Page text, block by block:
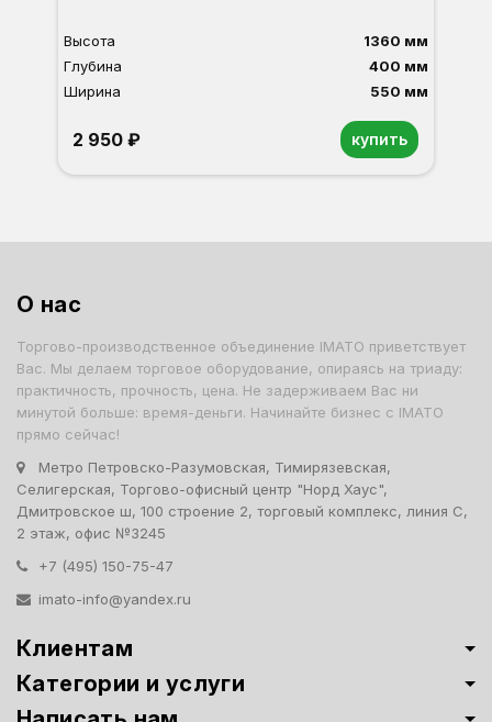
Высота
1360 мм
Глубина
400 мм
Ширина
550 мм
2 950 ₽ купить
О нас
Торгово-производственное объединение IMATO приветствует
Вас. Мы делаем торговое оборудование, опираясь на триаду:
практичность, прочность, цена. Не задерживаем Вас ни
минутой больше: время-деньги. Начинайте бизнес с IMATO
прямо сейчас!
Метро Петровско-Разумовская, Тимирязевская,
Селигерская, Торгово-офисный центр "Норд Хаус",
Дмитровское ш, 100 строение 2, торговый комплекс, линия С,
2 этаж, офис №3245
+7 (495) 150-75-47
imato-info@yandex.ru
Клиентам
Категории и услуги